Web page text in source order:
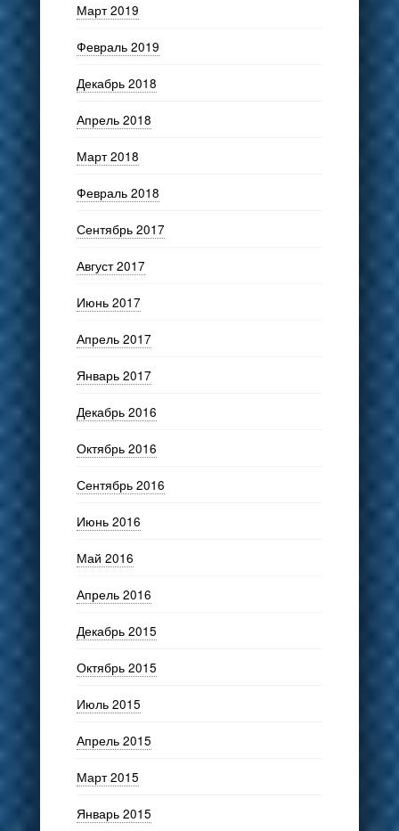
Март 2019
Февраль 2019
Декабрь 2018
Апрель 2018
Март 2018
Февраль 2018
Сентябрь 2017
Август 2017
Июнь 2017
Апрель 2017
Январь 2017
Декабрь 2016
Октябрь 2016
Сентябрь 2016
Июнь 2016
Май 2016
Апрель 2016
Декабрь 2015
Октябрь 2015
Июль 2015
Апрель 2015
Март 2015
Январь 2015